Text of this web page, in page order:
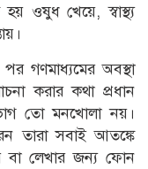
ওষুধ খেয়ে, স্বাস্থ্য
গণমাধ্যমের অবস্থা
করার কথা প্রধান
তো মনখোলা নয়।
তারা সবাই আতঙ্কে
লেখার জন্য ফোন